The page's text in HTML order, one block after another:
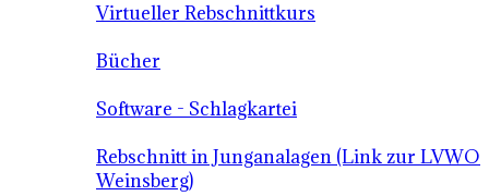
Virtueller Rebschnittkurs
Bücher
Software - Schlagkartei
Rebschnitt in Junganalagen (Link zur LVWO
Weinsberg)